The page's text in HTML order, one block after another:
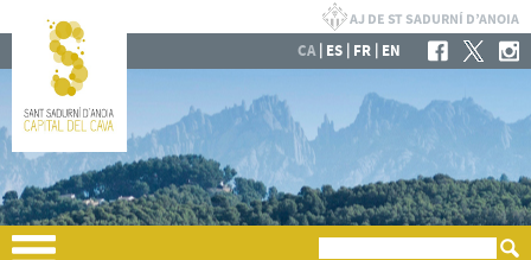
CA| ES | FR | EN